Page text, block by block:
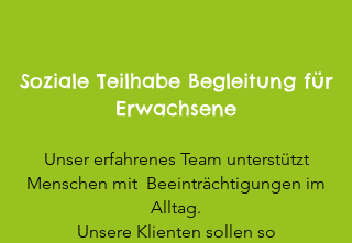
Soziale Teilhabe Begleitung für
Erwachsene
Unser erfahrenes Team unterstützt
Menschen mit Beeinträchtigungen im
Alltag.
Unsere Klienten sollen so